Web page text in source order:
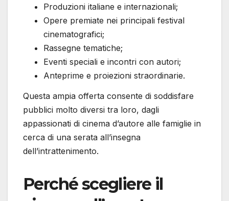
Produzioni italiane e internazionali;
Opere premiate nei principali festival
cinematografici;
Rassegne tematiche;
Eventi speciali e incontri con autori;
Anteprime e proiezioni straordinarie.
Questa ampia offerta consente di soddisfare
pubblici molto diversi tra loro, dagli
appassionati di cinema d’autore alle famiglie in
cerca di una serata all’insegna
dell’intrattenimento.
Perché scegliere il